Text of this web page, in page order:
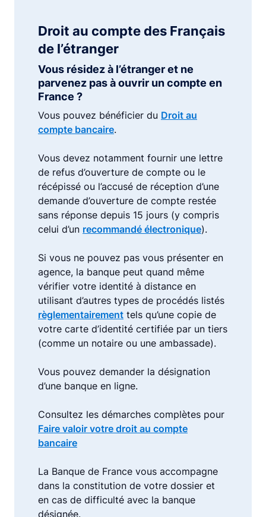
Droit au compte des Français
de l’étranger
Vous résidez à l’étranger et ne
parvenez pas à ouvrir un compte en
France ?
Vous pouvez bénéficier du Droit au
compte bancaire.
Vous devez notamment fournir une lettre
de refus d’ouverture de compte ou le
récépissé ou l’accusé de réception d’une
demande d’ouverture de compte restée
sans réponse depuis 15 jours (y compris
celui d’un recommandé électronique).
Si vous ne pouvez pas vous présenter en
agence, la banque peut quand même
vérifier votre identité à distance en
utilisant d’autres types de procédés listés
règlementairement tels qu’une copie de
votre carte d’identité certifiée par un tiers
(comme un notaire ou une ambassade).
Vous pouvez demander la désignation
d’une banque en ligne.
Consultez les démarches complètes pour
Faire valoir votre droit au compte
bancaire
La Banque de France vous accompagne
dans la constitution de votre dossier et
en cas de difficulté avec la banque
désignée.